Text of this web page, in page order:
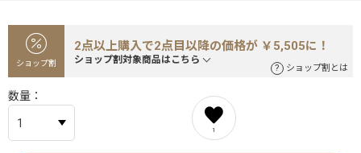
ショップ割
2点以上購入で2点目以降の価格が ￥5,505に！
ショップ割対象商品はこちら
ショップ割とは
数量
1